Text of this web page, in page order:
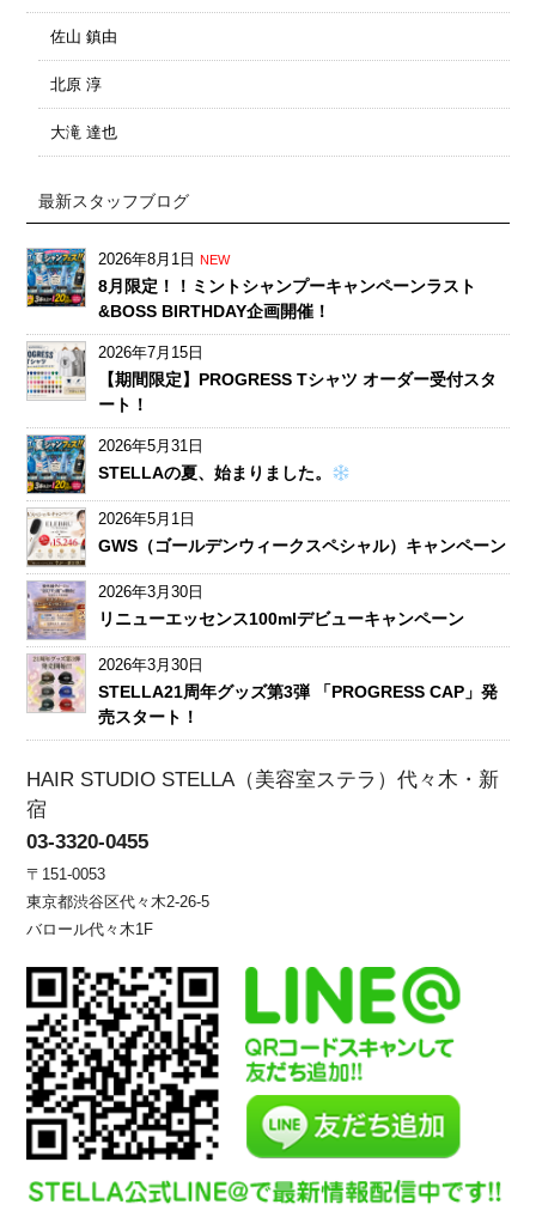
佐山 鎮由
北原 淳
大滝 達也
最新スタッフブログ
2026年8月1日 NEW
8月限定！！ミントシャンプーキャンペーンラスト
&BOSS BIRTHDAY企画開催！
2026年7月15日
【期間限定】PROGRESS Tシャツ オーダー受付スタ
ート！
2026年5月31日
STELLAの夏、始まりました。
2026年5月1日
GWS（ゴールデンウィークスペシャル）キャンペーン
2026年3月30日
リニューエッセンス100mlデビューキャンペーン
2026年3月30日
STELLA21周年グッズ第3弾 「PROGRESS CAP」発
売スタート！
HAIR STUDIO STELLA（美容室ステラ）代々木・新
宿
03-3320-0455
〒151-0053
東京都渋谷区代々木2-26-5
バロール代々木1F